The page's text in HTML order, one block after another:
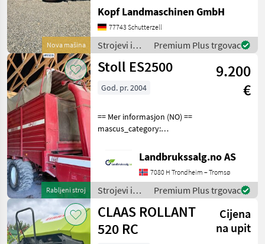
Nova mašina
Typ Rotana 160V Combi
Baujahr 2026 40km/h Netz-
und Folienbindung,
integrierte Wickelein
Kopf Landmaschinen GmbH
77743 Schutterzell
Strojevi i
oprema za
travu i
Fendt
Premium Plus trgovac
Rabljeni stroj
Stoll ES2500
9.200
€
God. pr. 2004
== Mer informasjon (NO) ==
mascus_category:
provide reference number
upon request: 9506 See
en.landbrukssalg.no/9506
for more images Specif
Landbrukssalg.no AS
7080 H Trondheim – Tromsø
Strojevi i
oprema za
travu i
baliranje /
Stoll
Premium Plus trgovac
CLAAS ROLLANT
520 RC
Cijena
na upit